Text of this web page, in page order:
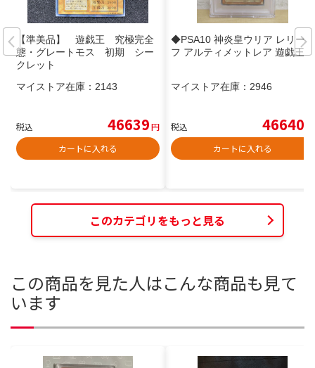
【準美品】 遊戯王 究極完全
態・グレートモス 初期 シー
クレット
マイストア在庫： 2143
税込 46639円
カートに入れる
◆PSA10 神炎皇ウリア レリー
フ アルティメットレア 遊戯王
マイストア在庫： 2946
税込 46640
カートに入れる
このカテゴリをもっと見る
この商品を見た人はこんな商品も見て
います